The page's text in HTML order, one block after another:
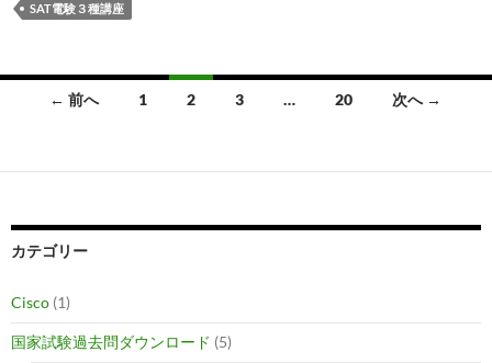
SAT電験３種講座
ナ
ゲ
ー
シ
← 前へ 1 2 3 … 20 次へ →
カテゴリー
Cisco (1)
国家試験過去問ダウンロード (5)